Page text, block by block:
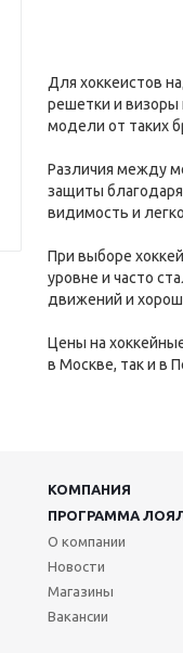
Для хоккеистов
решетки и визоры
модели от таких
Различия между
защиты
видимость и
При выборе
уровне и часто
движений и
Цены на
в Москве, так и в
КОМПАНИЯ
ПРОГРАММА
О компании
Новости
Магазины
Вакансии